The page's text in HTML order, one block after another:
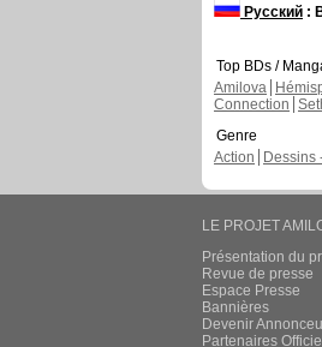
Русский :
Top BDs /
Amilova
Connection
Genre
Action
Dessins
LE PROJET
Présentation du
Revue de presse
Espace Presse
Bannières
Devenir
Partenaires